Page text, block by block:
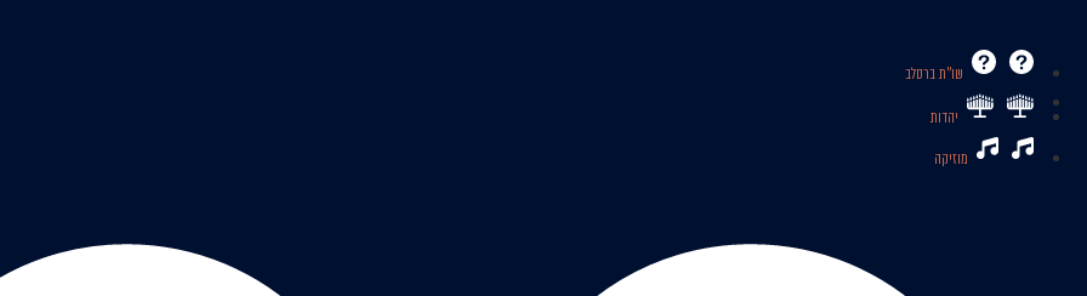
שו’’ת ברסלב
יהדות
מוזיקה